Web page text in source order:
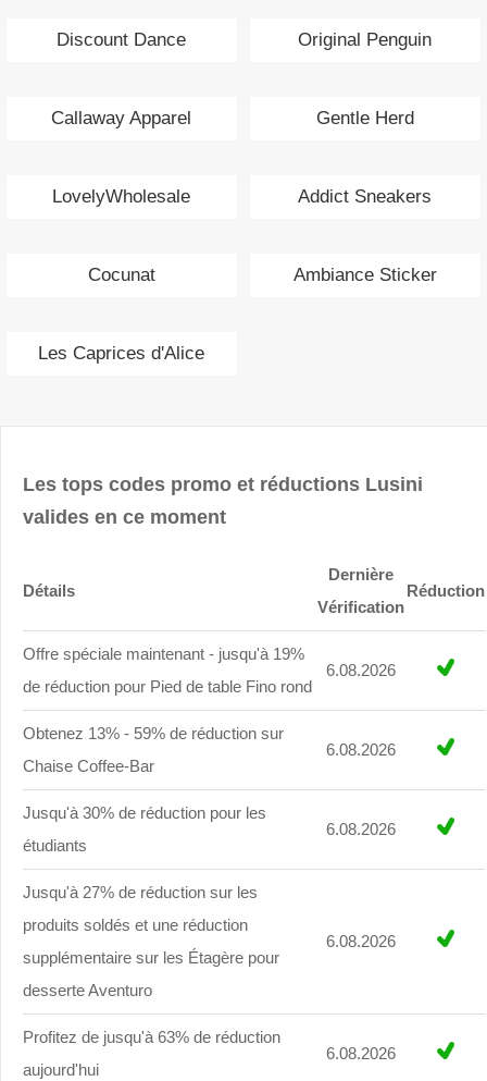
Discount Dance Original Penguin
Callaway Apparel Gentle Herd
LovelyWholesale Addict Sneakers
Cocunat Ambiance Sticker
Les Caprices d'Alice
Les tops codes promo et réductions Lusini
valides en ce moment
Détails
Dernière
Vérification
Réduction
Offre spéciale maintenant - jusqu'à 19%
de réduction pour Pied de table Fino rond
6.08.2026
Obtenez 13% - 59% de réduction sur
Chaise Coffee-Bar
6.08.2026
Jusqu'à 30% de réduction pour les
étudiants
6.08.2026
Jusqu'à 27% de réduction sur les
produits soldés et une réduction
supplémentaire sur les Étagère pour
desserte Aventuro
6.08.2026
Profitez de jusqu'à 63% de réduction
aujourd'hui
6.08.2026